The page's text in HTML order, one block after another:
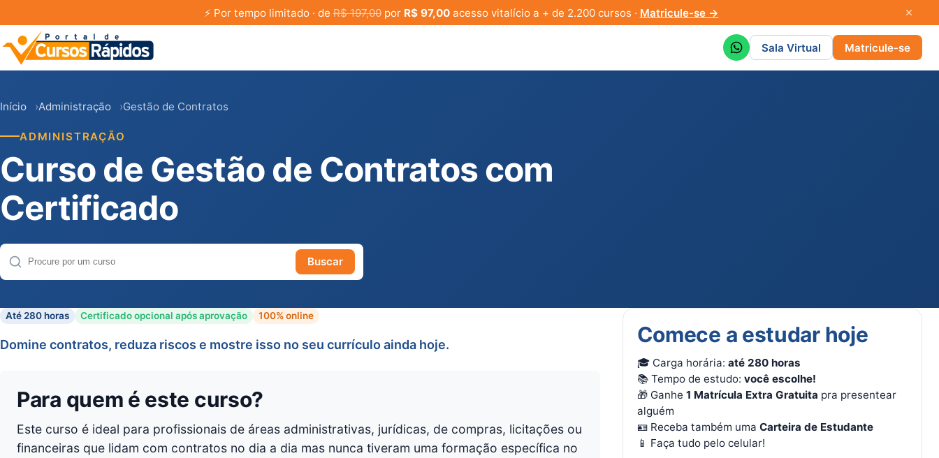
⚡ Por tempo limitado · deR$ 197,00por R$ 97,00acesso vitalício a + de 2.200 cursos · Matricule-se →
Sala Virtual Matricule-se
Início Administração Gestão de Contratos
ADMINISTRAÇÃO
Curso de Gestão de Contratos com
Certificado
Buscar cursos
Buscar
Até 280 horas Certificado opcional após aprovação 100% online
Domine contratos, reduza riscos e mostre isso no seu currículo ainda hoje.
Para quem é este curso?
Este curso é ideal para profissionais de áreas administrativas, jurídicas, de compras, licitações ou
financeiras que lidam com contratos no dia a dia mas nunca tiveram uma formação específica no
Comece a estudar hoje
🎓 Carga horária: até 280 horas
📚 Tempo de estudo: você escolhe!
🎁 Ganhe 1 Matrícula Extra Gratuita pra presentear
alguém
🪪 Receba também uma Carteira de Estudante
📱 Faça tudo pelo celular!